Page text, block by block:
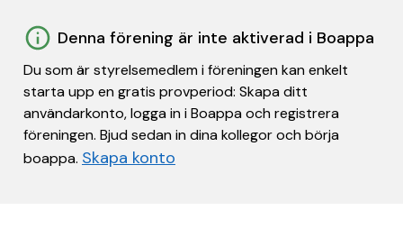
Denna förening är inte aktiverad i Boappa
Du som är styrelsemedlem i föreningen kan enkelt
starta upp en gratis provperiod: Skapa ditt
användarkonto, logga in i Boappa och registrera
föreningen. Bjud sedan in dina kollegor och börja
boappa. Skapa konto